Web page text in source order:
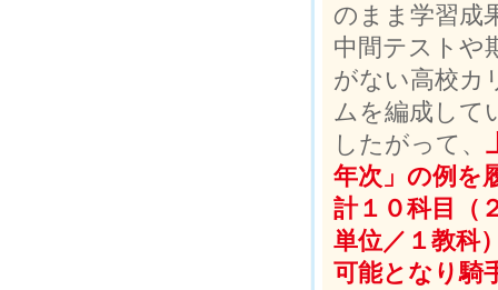
のまま学習成
中間テストや
がない高校カ
ムを編成して
したがって、
年次」の例を
計１０科目（
単位／１教科
可能となり騎